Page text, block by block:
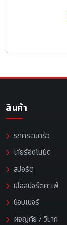
สินค้า
รถครอบครัว
เกียร์อัตโนมัติ
สปอร์ต
นีโอสปอร์ตคาเฟ่
บ๊อบเบอร์
ผจญภัย / วิบาก